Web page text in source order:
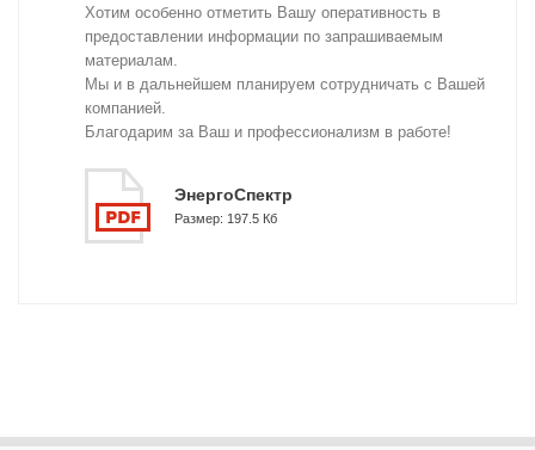
Хотим особенно отметить Вашу оперативность в
предоставлении информации по запрашиваемым
материалам.
Мы и в дальнейшем планируем сотрудничать с Вашей
компанией.
Благодарим за Ваш и профессионализм в работе!
ЭнергоСпектр
Размер: 197.5 Кб